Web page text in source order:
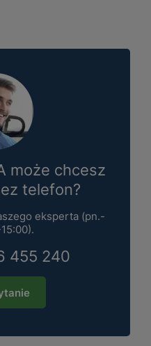
może chcesz
telefon?
eksperta (pn.-
455 240